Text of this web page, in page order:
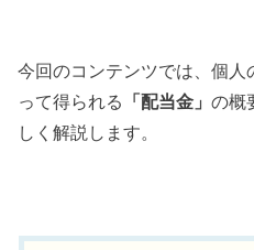
今回のコンテンツでは、個人
って得られる
「配当金」の概
しく解説します。